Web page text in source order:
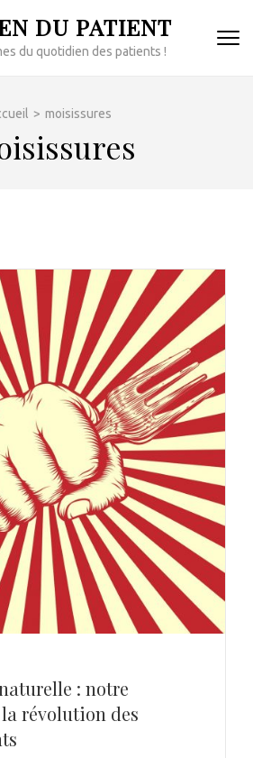
DU PATIENT
du quotidien des patients !
> moisissures
: notre
révolution des